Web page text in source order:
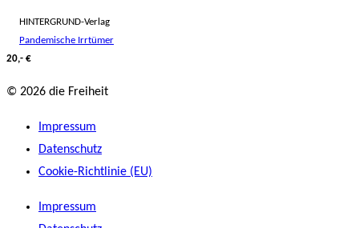
HINTERGRUND-Verlag
Pandemische Irrtümer
20,- €
© 2026 die Freiheit
Impressum
Datenschutz
Cookie-Richtlinie (EU)
Impressum